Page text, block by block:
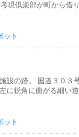
現倶楽部が町から借
ット
設の跡。 国道３０３
に鋭角に曲がる細い
ット